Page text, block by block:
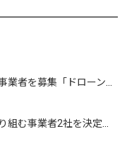
岡山市が協働で実証事業に取り組む参加事業者を募集「ドローンを活用した沿岸部への避難情報伝達の検証」など
豊橋市が協働で課題解決・実証実験に取り組む事業者2社を決定｜実証テーマは「地域包括支援センターの業務マニュアル整備」と「給食注文管理のシステム化」